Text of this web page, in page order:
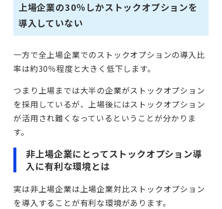
上場企業の30％しかストックオプションを
導入していない
一方で全上場企業でのストックオプションの導入比
率は約30％程度と大きく低下します。
つまり上場までは大半の企業がストックオプション
を採用しているが、上場後にはストックオプション
が活用され難くなっているということが分かりま
す。
非上場企業にとってストックオプション導
入に有利な環境とは
実は非上場企業は上場企業対比ストックオプション
を導入することが有利な環境があります。